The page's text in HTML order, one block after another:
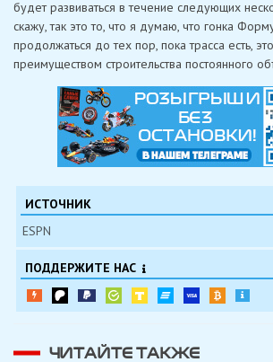
будет развиваться в течение следующих
скажу, так это то, что я думаю, что гонка
продолжаться до тех пор, пока трасса есть,
преимуществом строительства постоянного
ИСТОЧНИК
ESPN
ПОДДЕРЖИТЕ НАС
ЧИТАЙТЕ ТАКЖЕ